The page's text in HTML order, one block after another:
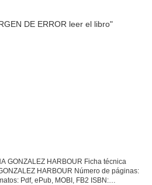
GONZALEZ HARBOUR Ficha técnica
HARBOUR Número de páginas:
Pdf, ePub, MOBI, FB2 ISBN: